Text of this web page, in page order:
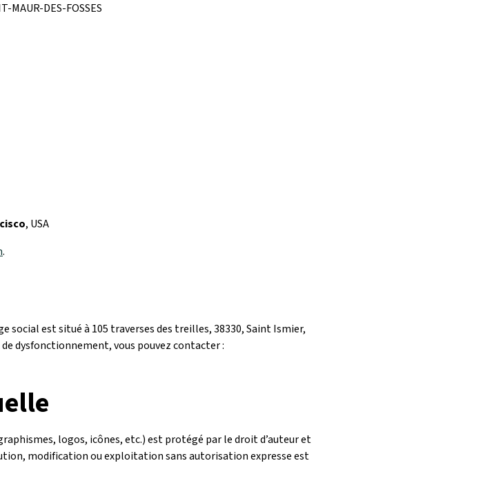
MAUR-DES-FOSSES
, USA
.
social est situé à 105 traverses des treilles, 38330, Saint Ismier,
dysfonctionnement, vous pouvez contacter :
logos, icônes, etc.) est protégé par le droit d’auteur et
modification ou exploitation sans autorisation expresse est